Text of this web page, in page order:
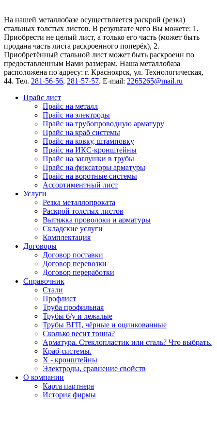
На нашей металлобазе осуществляется раскрой (резка)
стальных толстых листов. В результате чего Вы можете: 1.
Приобрести не целый лист, а только его часть (может быть
продана часть листа раскроенного поперёк), 2.
Приобретённый стальной лист может быть раскроенн по
предоставленным Вами размерам. Наша металлобаза
расположена по адресу: г. Красноярск, ул. Технологическая,
44. Тел. 281-56-56, 281-57-57. E-mail: 2265265@mail.ru
Прайс лист
Прайс на металл
Прайс на электроды
Прайс на трубопроводную арматуру
Прайс на краб системы
Прайс на ковку, штамповку
Прайс на ИКС-кронштейны
Прайс на заглушки в трубы
Прайс на фиксаторы арматуры
Прайс на воротные системы
Ассортиментный лист
Услуги
Резка металлопроката
Раскрой толстых листов
Вытяжка проволоки и арматуры
Складские услуги
Комплектация
Договоры
Договор поставки
Договор перевозки
Договор переработки
Справочник
Стали
Профлист
Труба профильная
Трубы б/у и лежалые
Трубы ВГП, чёрные и оцинкованные
Сколько весит тонна?
Арматура. Стеклопластик или сталь? Что выбрать.
Краб-системы.
Х - кронштейны
Электроды, сравнение свойств
О компании
Карта партнера
История фирмы